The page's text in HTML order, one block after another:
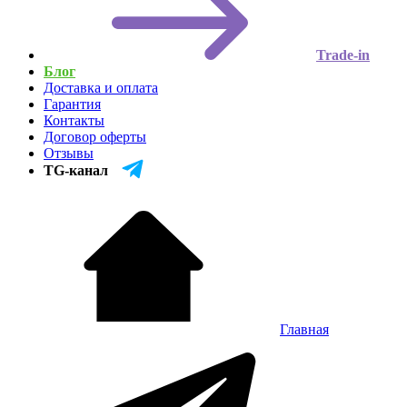
Trade-in
Блог
Доставка и оплата
Гарантия
Контакты
Договор оферты
Отзывы
TG-канал
Главная